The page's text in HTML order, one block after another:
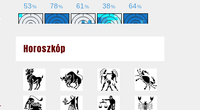
Horoszkóp